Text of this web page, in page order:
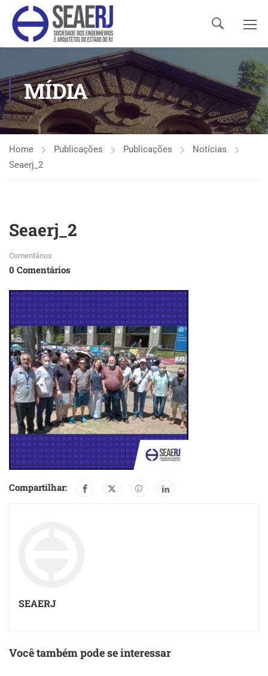
MÍDIA
Home Publicações Publicações
Notícias
Seaerj_2
Seaerj_2
Comentários
0 Comentários
Compartilhar:
SEAERJ
Você também pode se interessar